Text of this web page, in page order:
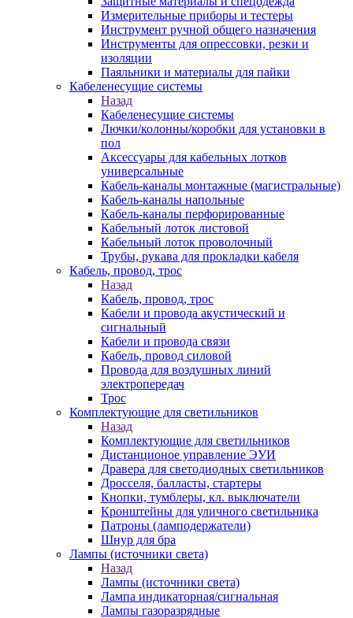
Измерительные приборы и тестеры
Инструмент ручной общего назначения
Инструменты для опрессовки, резки и
изоляции
Паяльники и материалы для пайки
Кабеленесущие системы
Назад
Кабеленесущие системы
Лючки/колонны/коробки для установки в
пол
Аксессуары для кабельных лотков
универсальные
Кабель-каналы монтажные (магистральные)
Кабель-каналы напольные
Кабель-каналы перфорированные
Кабельный лоток листовой
Кабельный лоток проволочный
Трубы, рукава для прокладки кабеля
Кабель, провод, трос
Назад
Кабель, провод, трос
Кабели и провода акустический и
сигнальный
Кабели и провода связи
Кабель, провод силовой
Провода для воздушных линий
электропередач
Трос
Комплектующие для светильников
Назад
Комплектующие для светильников
Дистанционое управление ЭУИ
Дравера для светодиодных светильников
Дросселя, балласты, стартеры
Кнопки, тумблеры, кл. выключатели
Кронштейны для уличного светильника
Патроны (ламподержатели)
Шнур для бра
Лампы (источники света)
Назад
Лампы (источники света)
Лампа индикаторная/сигнальная
Лампы газоразрядные